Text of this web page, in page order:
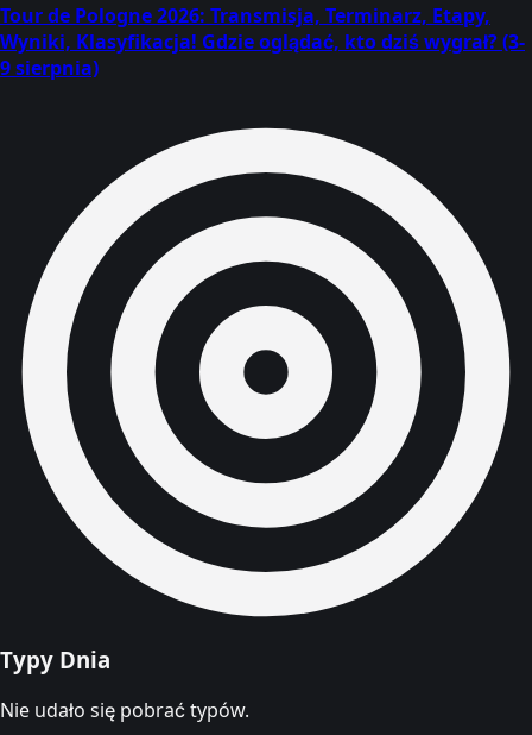
Tour de Pologne 2026: Transmisja, Terminarz, Etapy,
Wyniki, Klasyfikacja! Gdzie oglądać, kto dziś wygrał? (3-
9 sierpnia)
Typy Dnia
Nie udało się pobrać typów.